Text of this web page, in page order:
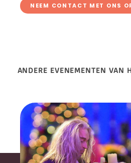
NEEM CONTACT MET ONS
ANDERE EVENEMENTEN VAN